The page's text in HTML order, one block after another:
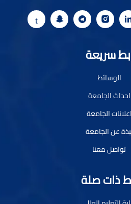
سريعة
الوسائط
احداث الجامعة
اعلانات الجامعة
عن الجامعة
تواصل معنا
ذات صلة